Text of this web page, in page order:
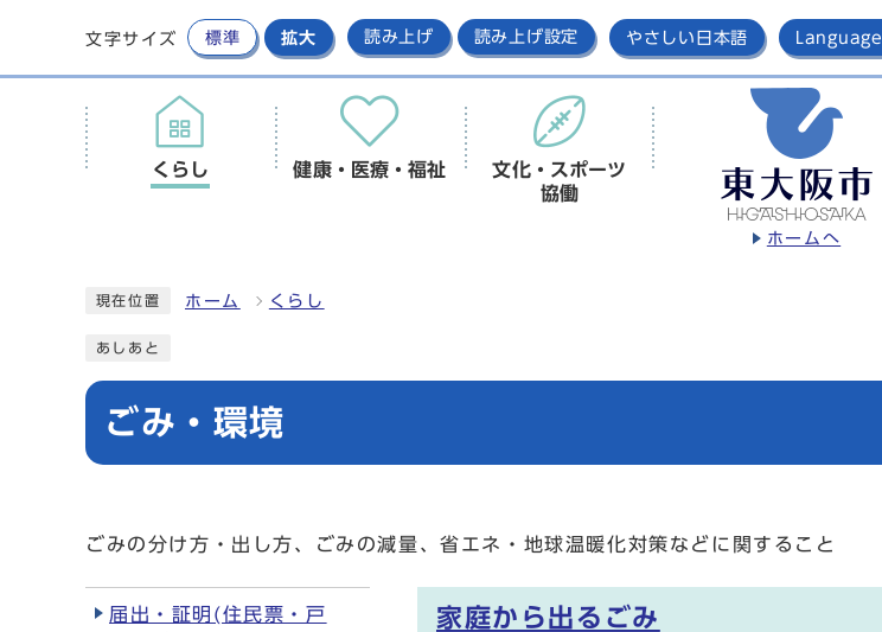
文字サイズ 標準 拡大 読み上げ 読み上げ設定 やさしい日本語 Language
ホームへ
くらし 健康・医療・福祉
文化・スポーツ
協働
現在位置 ホーム くらし
あしあと
ごみ・環境
ごみの分け方・出し方、ごみの減量、省エネ・地球温暖化対策などに関すること
家庭から出るごみ
届出・証明(住民票・戸